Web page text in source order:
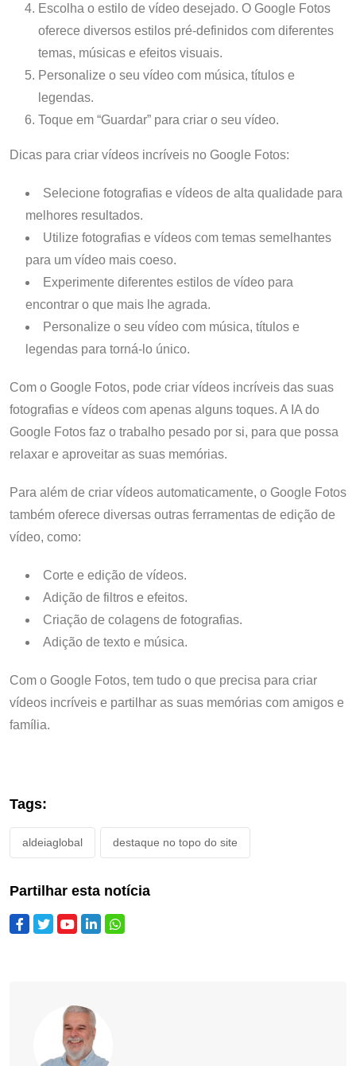
Escolha o estilo de vídeo desejado. O Google Fotos
oferece diversos estilos pré-definidos com diferentes
temas, músicas e efeitos visuais.
Personalize o seu vídeo com música, títulos e
legendas.
Toque em “Guardar” para criar o seu vídeo.
Dicas para criar vídeos incríveis no Google Fotos:
Selecione fotografias e vídeos de alta qualidade para
melhores resultados.
Utilize fotografias e vídeos com temas semelhantes
para um vídeo mais coeso.
Experimente diferentes estilos de vídeo para
encontrar o que mais lhe agrada.
Personalize o seu vídeo com música, títulos e
legendas para torná-lo único.
Com o Google Fotos, pode criar vídeos incríveis das suas
fotografias e vídeos com apenas alguns toques. A IA do
Google Fotos faz o trabalho pesado por si, para que possa
relaxar e aproveitar as suas memórias.
Para além de criar vídeos automaticamente, o Google Fotos
também oferece diversas outras ferramentas de edição de
vídeo, como:
Corte e edição de vídeos.
Adição de filtros e efeitos.
Criação de colagens de fotografias.
Adição de texto e música.
Com o Google Fotos, tem tudo o que precisa para criar
vídeos incríveis e partilhar as suas memórias com amigos e
família.
Tags:
aldeiaglobal destaque no topo do site
Partilhar esta notícia